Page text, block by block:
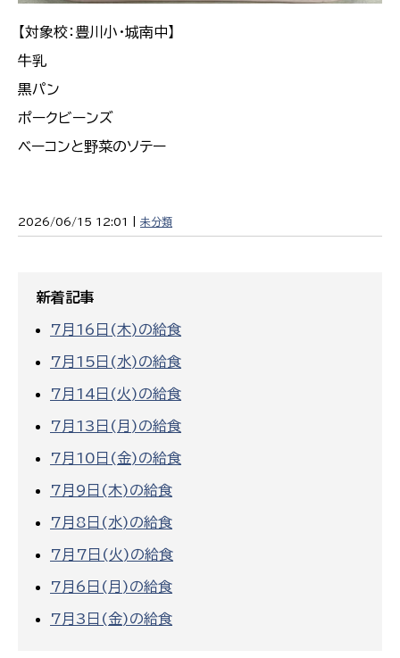
【対象校：豊川小・城南中】
牛乳
黒パン
ポークビーンズ
ベーコンと野菜のソテー
2026/06/15 12:01 | 未分類
新着記事
7月16日(木)の給食
7月15日(水)の給食
7月14日(火)の給食
7月13日(月)の給食
7月10日(金)の給食
7月9日(木)の給食
7月8日(水)の給食
7月7日(火)の給食
7月6日(月)の給食
7月3日(金)の給食